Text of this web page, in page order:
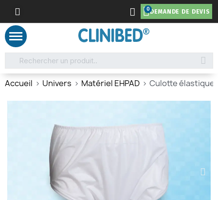
DEMANDE DE DEVIS
Accueil Univers Matériel EHPAD Culotte élastique